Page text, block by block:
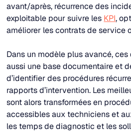
avant/après, récurrence des
exploitable pour suivre les KPI,
améliorer les contrats de service
Dans un modèle plus avancé,
aussi une base documentaire et
d’identifier des procédures
rapports d’intervention. Les
sont alors transformées en
accessibles aux techniciens et
les temps de diagnostic et les